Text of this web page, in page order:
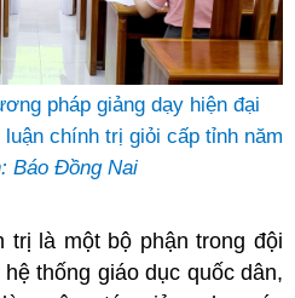
pháp giảng dạy hiện đại
chính trị giỏi cấp tỉnh năm
Báo Đồng Nai
trị là một bộ phận trong đội
thống giáo dục quốc dân,